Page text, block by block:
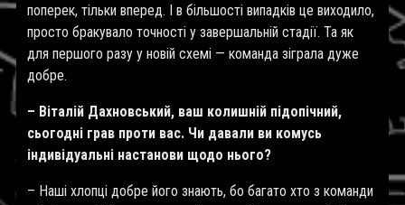
поперек, тільки вперед. І в більшості випадків це виходило,
просто бракувало точності у завершальній стадії. Та як
для першого разу у новій схемі — команда зіграла дуже
добре.
– Віталій Дахновський, ваш колишній підопічний,
сьогодні грав проти вас. Чи давали ви комусь
індивідуальні настанови щодо нього?
– Наші хлопці добре його знають, бо багато хто з команди